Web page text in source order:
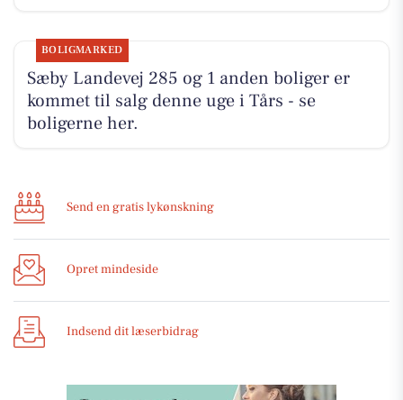
BOLIGMARKED
Sæby Landevej 285 og 1 anden boliger er
kommet til salg denne uge i Tårs - se
boligerne her.
Send en gratis lykønskning
Opret mindeside
Indsend dit læserbidrag